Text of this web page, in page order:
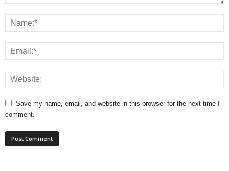
Save my name, email, and website in this browser for the next time I
comment.